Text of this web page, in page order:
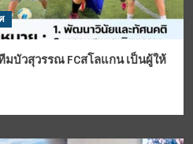
บัวสุวรรณ FCสโลแกน เป็นผู้ให้